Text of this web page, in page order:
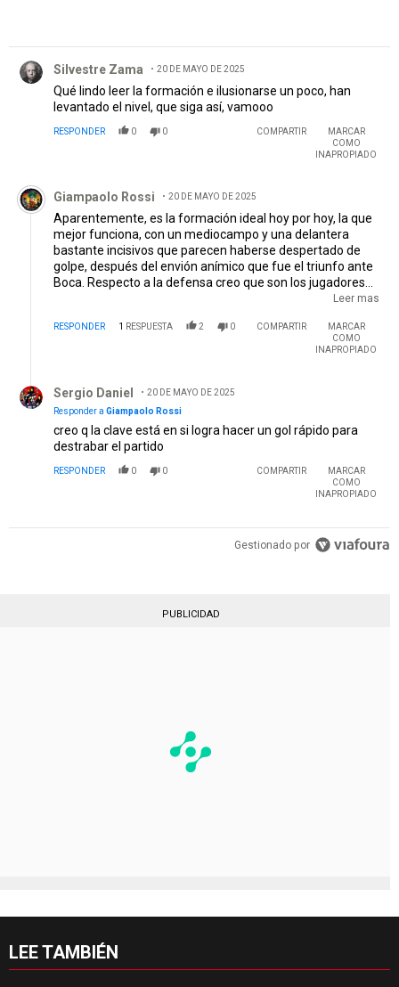
Silvestre Zama 20 DE MAYO DE 2025
Qué lindo leer la formación e ilusionarse un poco, han
levantado el nivel, que siga así, vamooo
RESPONDER 0 0 COMPARTIR
MARCAR
COMO
INAPROPIADO
Comentario de Giampaolo Rossi.
Giampaolo Rossi 20 DE MAYO DE 2025
Aparentemente, es la formación ideal hoy por hoy, la que
mejor funciona, con un mediocampo y una delantera
bastante incisivos que parecen haberse despertado de
golpe, después del envión anímico que fue el triunfo ante
Boca. Respecto a la defensa creo que son los jugadores
que mejor se acoplan con un Bustos que parece despegar
primer tiempo será bastante dura. Espero que Driussi siga
Leer mas
RESPONDER 1 RESPUESTA 2 0 COMPARTIR
MARCAR
COMO
INAPROPIADO
Sergio Daniel
20 DE MAYO DE 2025
Responder a Giampaolo Rossi
creo q la clave está en si logra hacer un gol rápido para
destrabar el partido
RESPONDER 0 0 COMPARTIR
MARCAR
COMO
INAPROPIADO
Gestionado por
PUBLICIDAD
LEE TAMBIÉN